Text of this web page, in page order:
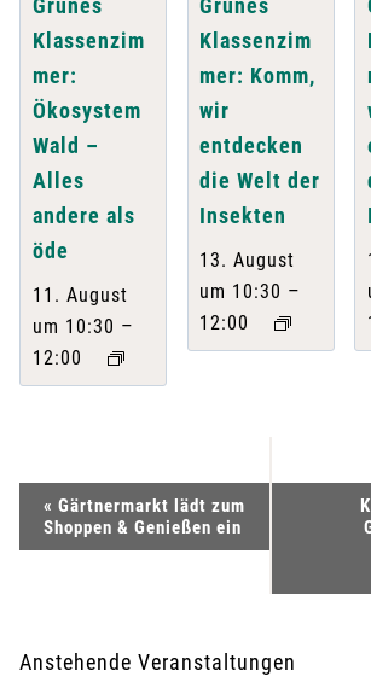
Klassenzim
mer:
Ökosystem
Wald –
Alles
andere als
öde
11. August
um 10:30 –
12:00
Klassenzim
mer: Komm,
wir
entdecken
die Welt der
Insekten
13. August
um 10:30 –
12:00
e
a
« Gärtnermarkt lädt zum
Shoppen & Genießen ein
Anstehende Veranstaltungen